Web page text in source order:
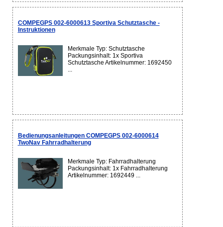
COMPEGPS 002-6000613 Sportiva Schutztasche -
Instruktionen
Merkmale Typ: Schutztasche
Packungsinhalt: 1x Sportiva
Schutztasche Artikelnummer: 1692450
...
Bedienungsanleitungen COMPEGPS 002-6000614
TwoNav Fahrradhalterung
Merkmale Typ: Fahrradhalterung
Packungsinhalt: 1x Fahrradhalterung
Artikelnummer: 1692449 ...